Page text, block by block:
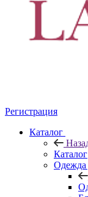
Регистрация
Каталог
Каталог
Одежда